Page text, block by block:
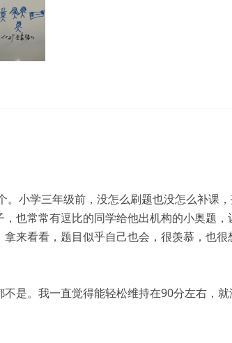
小学三年级前，没怎么刷题也没怎么补课
也常常有逗比的同学给他出机构的小奥题，
来看看，题目似乎自己也会，很羡慕，也很
是。我一直觉得能轻松维持在90分左右，